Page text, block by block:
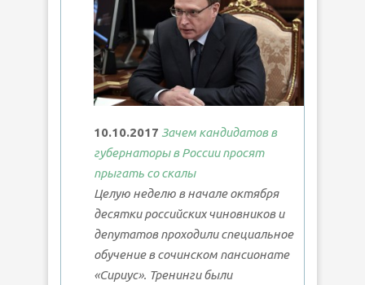
10.10.2017 Зачем кандидатов в
губернаторы в России просят
прыгать со скалы
Целую неделю в начале октября
десятки российских чиновников и
депутатов проходили специальное
обучение в сочинском пансионате
«Сириус». Тренинги были